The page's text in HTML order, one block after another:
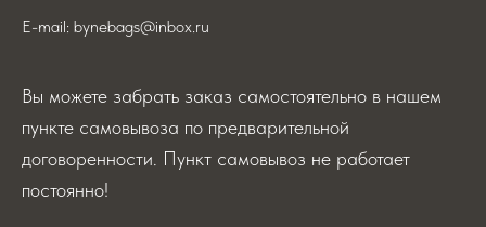
E-mail: bynebags@inbox.ru
Вы можете забрать заказ самостоятельно в нашем
пункте самовывоза по предварительной
договоренности. Пункт самовывоз не работает
постоянно!